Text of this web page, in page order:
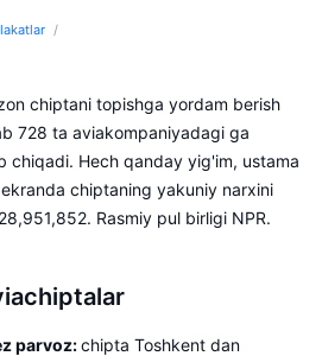
chiptani topishga yordam berish
ta aviakompaniyadagi ga
chiqadi. Hech qanday yig'im, ustama
chiptaning yakuniy narxini
ko'rasiz! aholisi taxminan 28,951,852. Rasmiy pul birligi NPR.
parvoz:chipta Toshkent dan